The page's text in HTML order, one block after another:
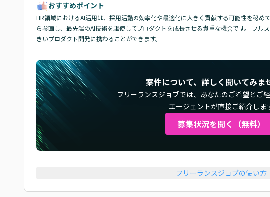
おすすめポイント
HR領域におけるAI活用は、採用活動の効率化や最適化に大きく貢献する可能性を秘め
ら参画し、最先端のAI技術を駆使してプロダクトを成長させる貴重な機会です。 フル
きいプロダクト開発に携わることができます。
案件について、詳しく聞いてみま
フリーランスジョブでは、 あなたのご希望とご
エージェントが直接ご紹介しま
募集状況を聞く（無料）
フリーランスジョブの使い方